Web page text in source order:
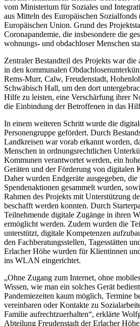
vom Ministerium für Soziales und
aus Mitteln des Europäischen Sozialfonds
Europäischen Union. Grund des
Coronapandemie, die insbesondere die
wohnungs- und obdachloser Menschen
Zentraler Bestandteil des Projekts war die
in den kommunalen
Rems-Murr, Calw, Freudenstadt,
Schwäbisch Hall, um den dort
Hilfe zu leisten, eine Verschärfung ihrer
die Einbindung der Betroffenen in das
In einem weiteren Schritt wurde die
Personengruppe gefördert. Durch
Landkreisen war vorab erkannt worden,
Menschen in ordnungsrechtlichen
Kommunen verantwortet werden, ein
Geräten und der Förderung von digitalen
Daher wurden Endgeräte ausgegeben,
Spendenaktionen gesammelt wurden,
Rahmen des Projekts mit Unterstützung
beschafft werden konnten. Durch
Teilnehmende digitale Zugänge in ihren
ermöglicht werden. Zudem wurden die
unterstützt, digitale Kompetenzen
den Fachberatungsstellen, Tagesstätten
Erlacher Höhe wurden für Klientinnen
ins WLAN eingerichtet.
„Ohne Zugang zum Internet, ohne
Wissen, wie man ein solches Gerät
Pandemiezeiten kaum möglich, Termine
vereinbaren oder Kontakte zu
Familie aufrechtzuerhalten“, erklärte
Abteilung Freudenstadt der Erlacher